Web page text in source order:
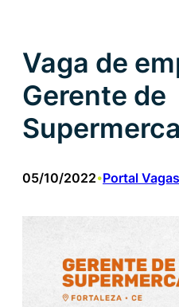
Vaga de
Gerente de
05/10/2022•Portal Vagas